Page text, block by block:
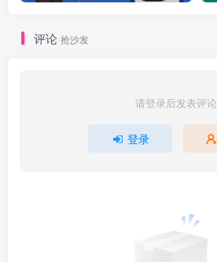
评论 抢沙发
请登录后发表评论
登录